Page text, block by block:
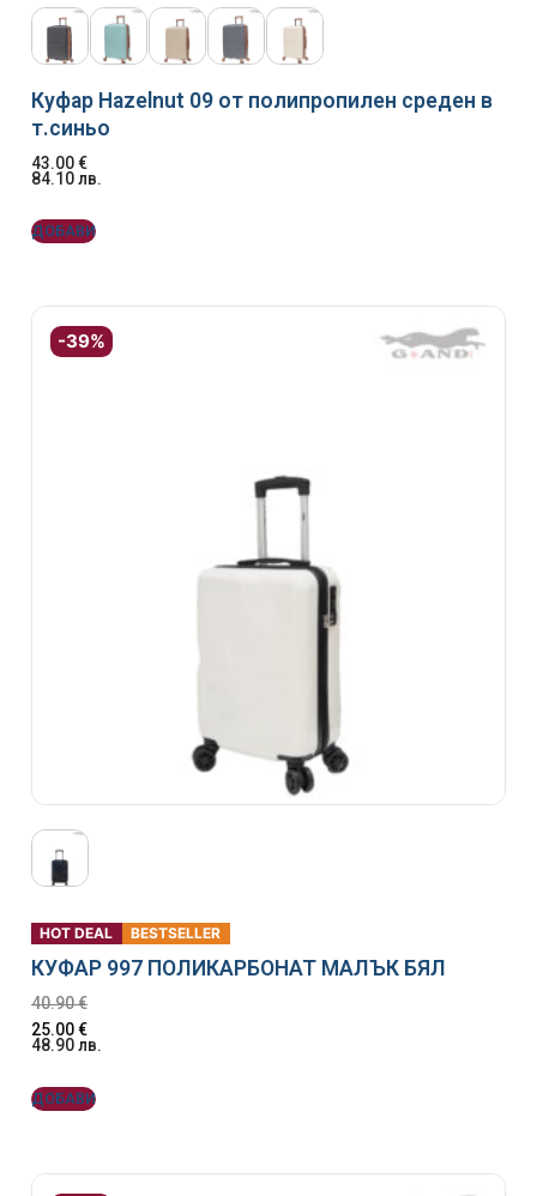
Куфар Hazelnut 09 от полипропилен среден в
т.синьо
43.00€
84.10лв.
ДОБАВИ
-39%
HOT DEAL BESTSELLER
КУФАР 997 ПОЛИКАРБОНАТ МАЛЪК БЯЛ
40.90€
25.00€
48.90лв.
ДОБАВИ